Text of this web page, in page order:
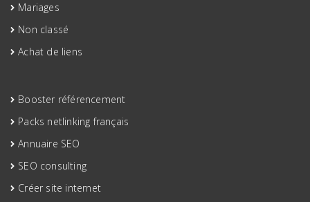
Mariages
Non classé
Achat de liens
Booster référencement
Packs netlinking français
Annuaire SEO
SEO consulting
Créer site internet